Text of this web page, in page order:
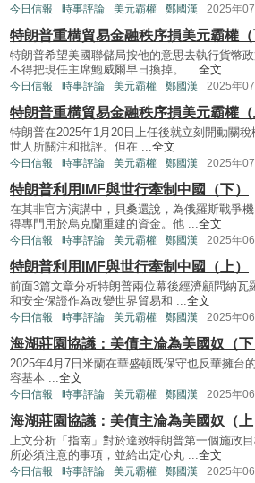
今日信報 時事評論 美元霸權 鄭國漢 2025年
特朗普重構貿易金融秩序損美元霸權（
特朗普希望美國聯儲局按他的意思去執行貨幣
不得把現任主席鮑威爾早日換掉。 ... 全文
今日信報 時事評論 美元霸權 鄭國漢 2025年
特朗普重構貿易金融秩序損美元霸權（
特朗普在2025年1月20日上任後就立刻開動關
世人所關注和批評。但在 ... 全文
今日信報 時事評論 美元霸權 鄭國漢 2025年
特朗普利用IMF與世行牽制中國（下）
在其非官方演講中，貝桑還說，為俄羅斯戰爭
得專門用於烏克蘭重建的資金。他 ... 全文
今日信報 時事評論 美元霸權 鄭國漢 2025年
特朗普利用IMF與世行牽制中國（上）
前面3篇文章分析特朗普兩位幕後經濟顧問納瓦
和安全保證作為改變世界貿易和 ... 全文
今日信報 時事評論 美元霸權 鄭國漢 2025年
海湖莊園協議：美債主淪為美國奴（下
2025年4月7日米蘭在華盛頓既保守也反華擁台
容基本 ... 全文
今日信報 時事評論 美元霸權 鄭國漢 2025年
海湖莊園協議：美債主淪為美國奴（上
上文分析「指南」對於達致特朗普第一個施政
所必須注意的事項，並給出定心丸 ... 全文
今日信報 時事評論 美元霸權 鄭國漢 2025年